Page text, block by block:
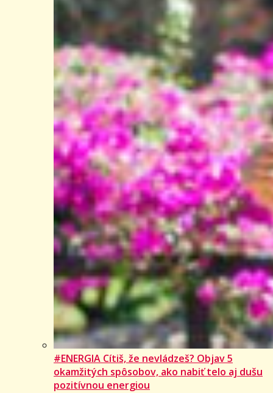
#ENERGIA Cítiš, že nevládzeš? Objav 5
okamžitých spôsobov, ako nabiť telo aj dušu
pozitívnou energiou